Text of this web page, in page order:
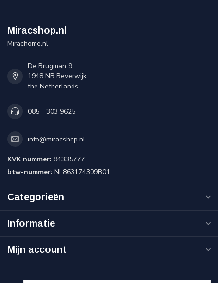
Miracshop.nl
Mirachome.nl
De Brugman 9
1948 NB Beverwijk
the Netherlands
085 - 303 9625
info@miracshop.nl
KVK nummer: 84335777
btw-nummer: NL863174309B01
Categorieën
Informatie
Mijn account